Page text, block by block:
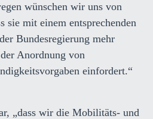
wünschen wir uns von
sie mit einem entsprechenden
Bundesregierung mehr
Anordnung von
einfordert.“
„dass wir die Mobilitäts- und